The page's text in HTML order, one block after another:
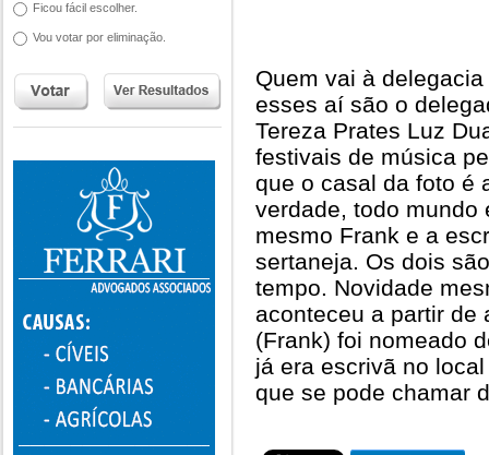
Ficou fácil escolher.
Vou votar por eliminação.
Quem vai à
esses aí são o
Tereza Prates Luz
festivais de música
que o casal da foto é
verdade, todo mundo
mesmo Frank e a
sertaneja. Os dois
tempo. Novidade
aconteceu a partir de
(Frank) foi nomeado
já era escrivã no
que se pode chamar